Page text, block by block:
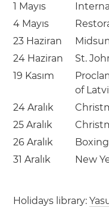
1 Mayıs
4 Mayıs
23 Haziran
24 Haziran
St.
19 Kasım
of
24 Aralık
25 Aralık
26 Aralık
31 Aralık
New
Holidays library: